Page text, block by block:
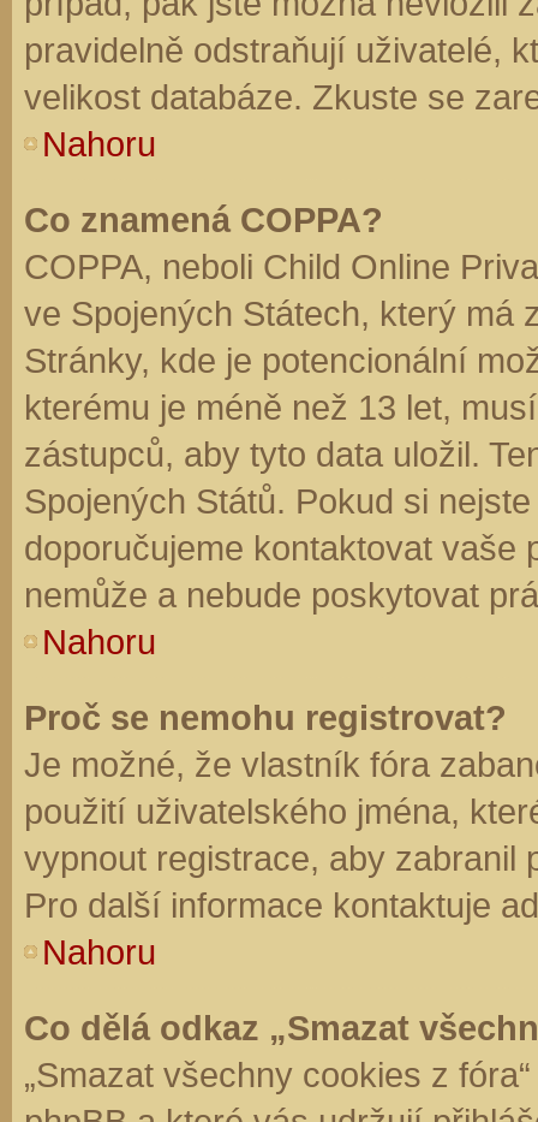
pravidelně odstraňují uživatelé,
velikost databáze. Zkuste se
Nahoru
Co znamená COPPA?
COPPA, neboli Child Online
ve Spojených Státech, který má
Stránky, kde je potencionální
kterému je méně než 13 let,
zástupců, aby tyto data uložil.
Spojených Států. Pokud si
doporučujeme kontaktovat vaše
nemůže a nebude poskytovat
Nahoru
Proč se nemohu registrovat?
Je možné, že vlastník fóra
použití uživatelského jména,
vypnout registrace, aby zabranil
Pro další informace kontaktuje
Nahoru
Co dělá odkaz „Smazat
„Smazat všechny cookies z